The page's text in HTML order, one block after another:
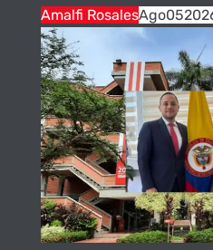
Amalfi RosalesAgo05